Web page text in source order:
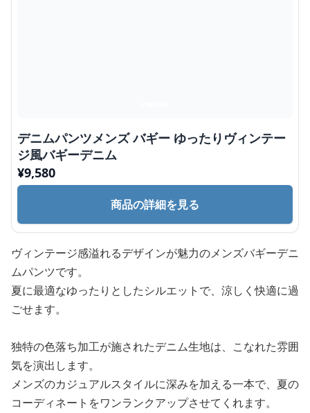
デニムパンツメンズ バギー ゆったりヴィンテー
ジ風バギーデニム
¥9,580
商品の詳細を見る
ヴィンテージ感溢れるデザインが魅力のメンズバギーデニ
ムパンツです。
夏に最適なゆったりとしたシルエットで、涼しく快適に過
ごせます。
独特の色落ち加工が施されたデニム生地は、こなれた雰囲
気を演出します。
メンズのカジュアルスタイルに深みを加える一本で、夏の
コーディネートをワンランクアップさせてくれます。